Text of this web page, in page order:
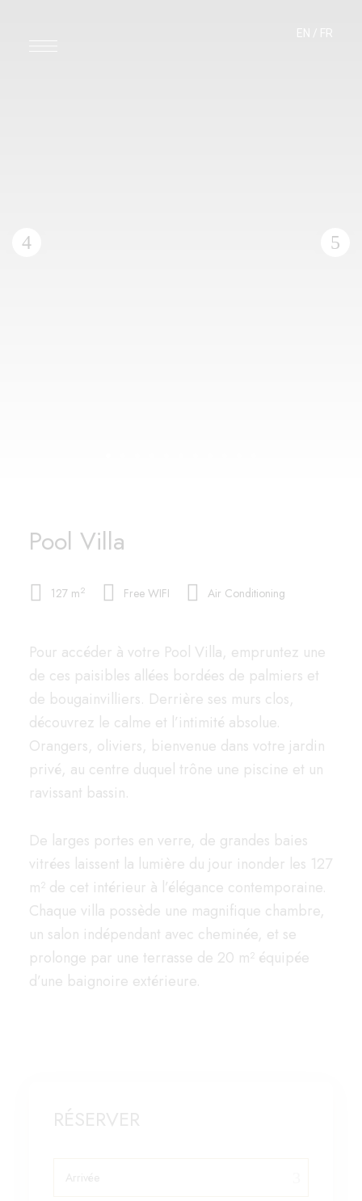
EN FR
Pool Villa
127 m2 Free WIFI Air Conditioning
Pour accéder à votre Pool Villa, empruntez une
de ces paisibles allées bordées de palmiers et
de bougainvilliers. Derrière ses murs clos,
découvrez le calme et l’intimité absolue.
Orangers, oliviers, bienvenue dans votre jardin
privé, au centre duquel trône une piscine et un
ravissant bassin.
De larges portes en verre, de grandes baies
vitrées laissent la lumière du jour inonder les 127
m² de cet intérieur à l’élégance contemporaine.
Chaque villa possède une magnifique chambre,
un salon indépendant avec cheminée, et se
prolonge par une terrasse de 20 m² équipée
d’une baignoire extérieure.